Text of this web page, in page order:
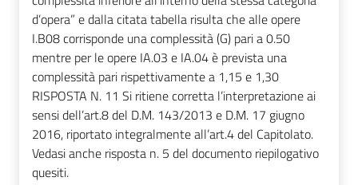
d’opera” e dalla citata tabella risulta che alle opere
I.B08 corrisponde una complessità (G) pari a 0.50
mentre per le opere IA.03 e IA.04 è prevista una
complessità pari rispettivamente a 1,15 e 1,30
RISPOSTA N. 11 Si ritiene corretta l’interpretazione ai
sensi dell’art.8 del D.M. 143/2013 e D.M. 17 giugno
2016, riportato integralmente all’art.4 del Capitolato.
Vedasi anche risposta n. 5 del documento riepilogativo
quesiti.